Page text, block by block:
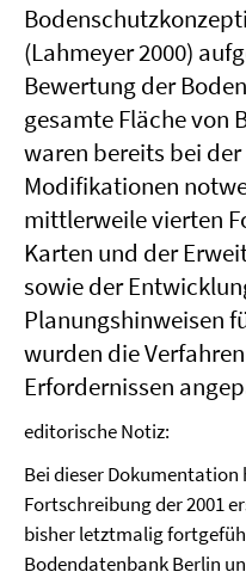
(Lahmeyer 2000)
Bewertung der
gesamte Fläche von
waren bereits bei
Modifikationen
mittlerweile vierten
Karten und der
sowie der
Planungshinweisen
wurden die
Erfordernissen
editorische Notiz:
Bei dieser Dokumentation
Fortschreibung der 2001
bisher letztmalig
Bodendatenbank Berlin